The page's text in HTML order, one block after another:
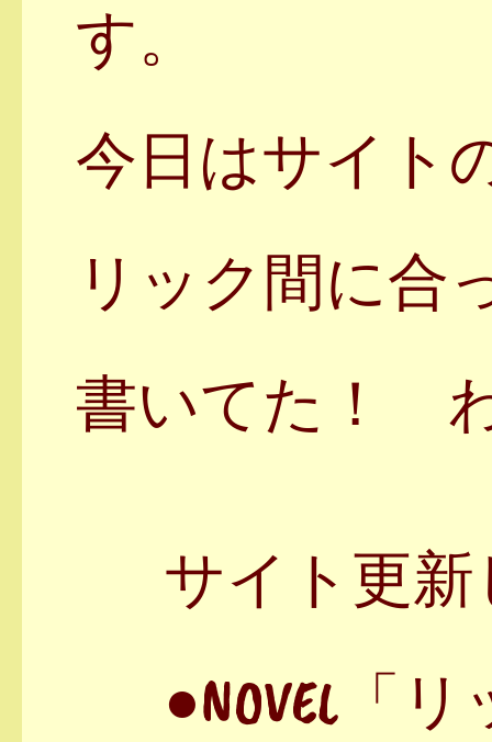
す。
今日はサイト
リック間に
書いてた！
サイト更
●NOVEL「